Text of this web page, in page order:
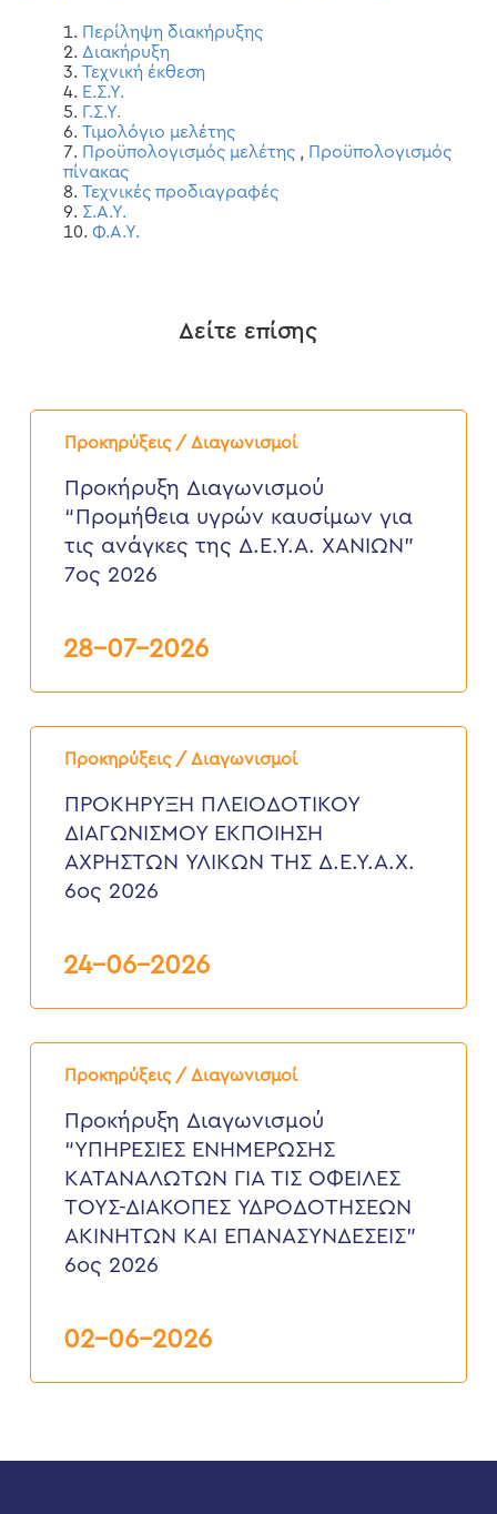
Περίληψη διακήρυξης
Διακήρυξη
Τεχνική έκθεση
Ε.Σ.Υ.
Γ.Σ.Υ.
Τιμολόγιο μελέτης
Προϋπολογισμός μελέτης , Προϋπολογισμός
πίνακας
Τεχνικές προδιαγραφές
Σ.Α.Υ.
Φ.Α.Υ.
Δείτε επίσης
Προκηρύξεις / Διαγωνισμοί
Προκήρυξη
Διαγωνισμού
υγρών
καυσίμων
ανάγκες
2026
Προκήρυξη Διαγωνισμού
“Προμήθεια υγρών καυσίμων για
τις ανάγκες της Δ.Ε.Υ.Α. ΧΑΝΙΩΝ”
7ος 2026
28-07-2026
Προκηρύξεις / Διαγωνισμοί
ΠΡΟΚΗΡΥΞΗ
ΠΛΕΙΟΔΟΤΙΚΟΥ
ΕΚΠΟΙΗΣΗ
ΑΧΡΗΣΤΩΝ
ΥΛΙΚΩΝ
Δ.Ε.Υ.Α.Χ.
ΠΡΟΚΗΡΥΞΗ ΠΛΕΙΟΔΟΤΙΚΟΥ
ΔΙΑΓΩΝΙΣΜΟΥ ΕΚΠΟΙΗΣΗ
ΑΧΡΗΣΤΩΝ ΥΛΙΚΩΝ ΤΗΣ Δ.Ε.Υ.Α.Χ.
6ος 2026
24-06-2026
Προκηρύξεις / Διαγωνισμοί
Προκήρυξη
Διαγωνισμού
ΕΝΗΜΕΡΩΣΗΣ
ΚΑΤΑΝΑΛΩΤΩΝ
ΟΦΕΙΛΕΣ
ΤΟΥΣ-
ΔΙΑΚΟΠΕΣ
ΑΚΙΝΗΤΩΝ
2026
Προκήρυξη Διαγωνισμού
“ΥΠΗΡΕΣΙΕΣ ΕΝΗΜΕΡΩΣΗΣ
ΚΑΤΑΝΑΛΩΤΩΝ ΓΙΑ ΤΙΣ ΟΦΕΙΛΕΣ
ΤΟΥΣ-ΔΙΑΚΟΠΕΣ ΥΔΡΟΔΟΤΗΣΕΩΝ
ΑΚΙΝΗΤΩΝ ΚΑΙ ΕΠΑΝΑΣΥΝΔΕΣΕΙΣ”
6ος 2026
02-06-2026